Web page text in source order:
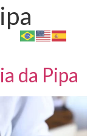
da Pipa